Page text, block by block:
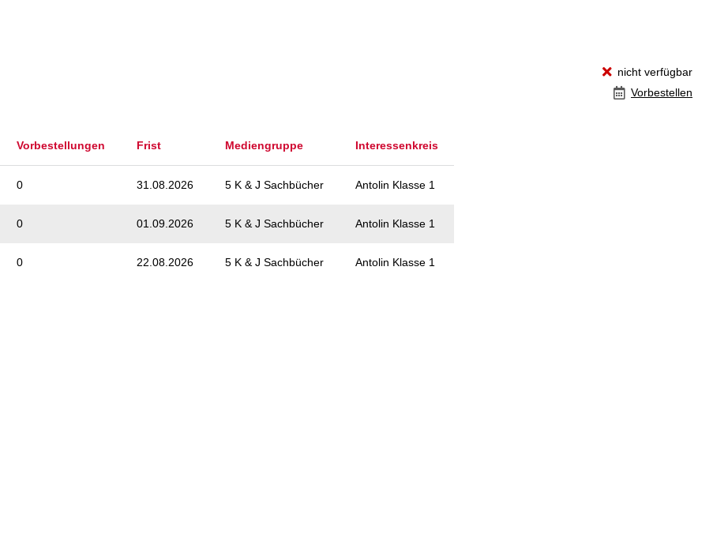
nicht verfügbar
Vorbestellen
Vorbestellungen Frist Mediengruppe Interessenkreis
0 31.08.2026 5 K & J Sachbücher Antolin Klasse 1
0 01.09.2026 5 K & J Sachbücher Antolin Klasse 1
0 22.08.2026 5 K & J Sachbücher Antolin Klasse 1